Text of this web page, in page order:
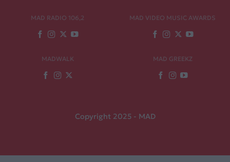
MAD RADIO 106,2 MAD VIDEO MUSIC AWARDS
MADWALK MAD GREEKZ
Copyright 2025 - MAD